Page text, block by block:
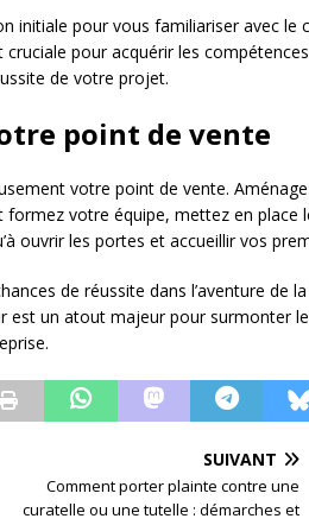
initiale pour vous familiariser avec le
pour acquérir les
de votre projet.
point de vente
votre point de vente.
votre équipe, mettez en place
ouvrir les portes et accueillir vos
de réussite dans l’aventure de
est un atout majeur pour surmonter
SUIVANT
Comment porter plainte contre une
curatelle ou une tutelle : démarches et